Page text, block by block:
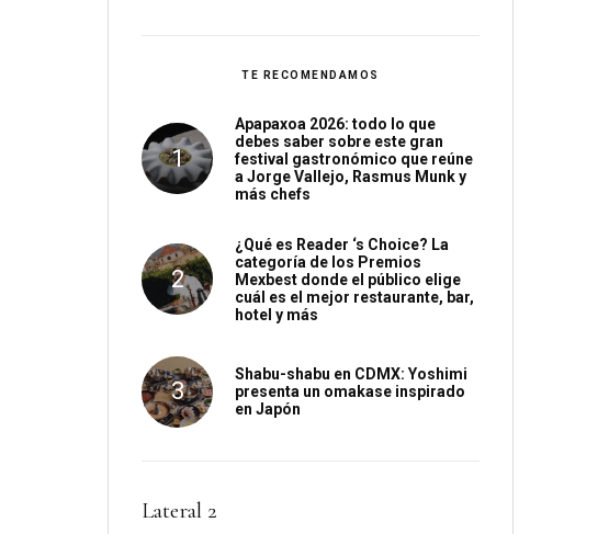
TE RECOMENDAMOS
Apapaxoa 2026: todo lo que
debes saber sobre este gran
festival gastronómico que reúne
a Jorge Vallejo, Rasmus Munk y
más chefs
¿Qué es Reader ‘s Choice? La
categoría de los Premios
Mexbest donde el público elige
cuál es el mejor restaurante, bar,
hotel y más
Shabu-shabu en CDMX: Yoshimi
presenta un omakase inspirado
en Japón
Lateral 2